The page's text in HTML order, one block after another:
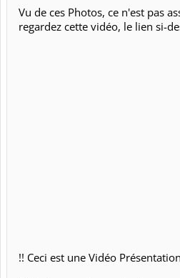
Vu de ces Photos, ce n'est pas
regardez cette vidéo, le lien si-
!! Ceci est une Vidéo